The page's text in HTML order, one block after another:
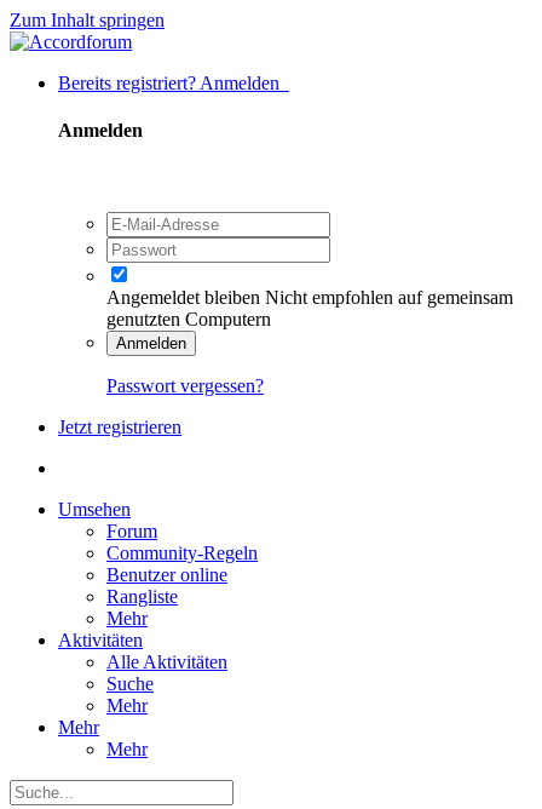
Zum Inhalt springen
Bereits registriert? Anmelden
Anmelden
Angemeldet bleiben Nicht empfohlen auf gemeinsam
genutzten Computern
Anmelden
Passwort vergessen?
Jetzt registrieren
Umsehen
Forum
Community-Regeln
Benutzer online
Rangliste
Mehr
Aktivitäten
Alle Aktivitäten
Suche
Mehr
Mehr
Mehr